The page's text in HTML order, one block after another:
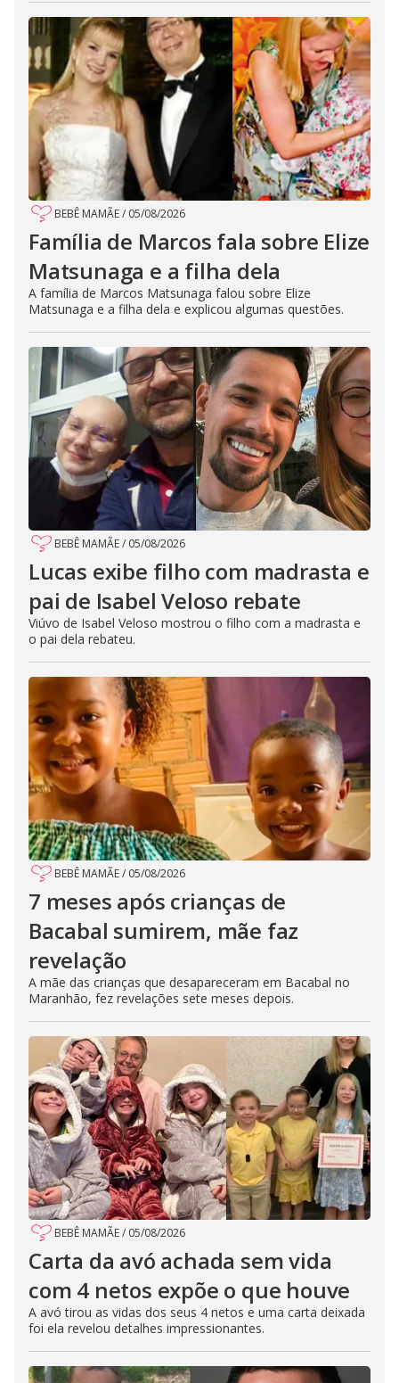
BEBÊ MAMÃE/ 05/08/2026
Família de Marcos fala sobre Elize
Matsunaga e a filha dela
A família de Marcos Matsunaga falou sobre Elize
Matsunaga e a filha dela e explicou algumas questões.
BEBÊ MAMÃE/ 05/08/2026
Lucas exibe filho com madrasta e
pai de Isabel Veloso rebate
Viúvo de Isabel Veloso mostrou o filho com a madrasta e
o pai dela rebateu.
BEBÊ MAMÃE/ 05/08/2026
7 meses após crianças de
Bacabal sumirem, mãe faz
revelação
A mãe das crianças que desapareceram em Bacabal no
Maranhão, fez revelações sete meses depois.
BEBÊ MAMÃE/ 05/08/2026
Carta da avó achada sem vida
com 4 netos expõe o que houve
A avó tirou as vidas dos seus 4 netos e uma carta deixada
foi ela revelou detalhes impressionantes.